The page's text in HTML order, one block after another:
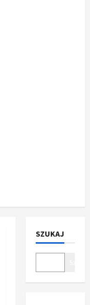
SZUKAJ